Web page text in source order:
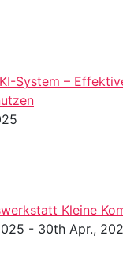
System –
Kleine
- 30th Apr.,